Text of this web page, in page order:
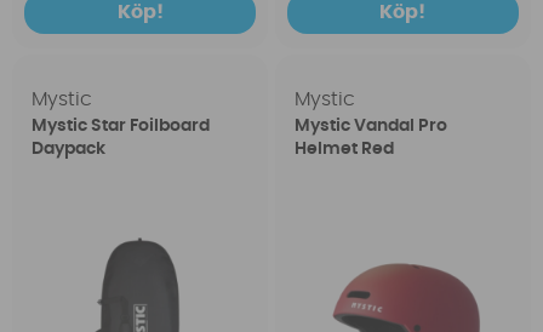
Köp! Köp!
Mystic
Mystic Star Foilboard
Daypack
Mystic
Mystic Vandal Pro
Helmet Red